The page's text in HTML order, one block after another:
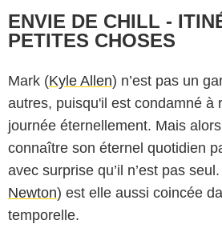
ENVIE DE CHILL -
PETITES CHOSES
Mark (Kyle Allen) n’est pas un
autres, puisqu'il est condamné à
journée éternellement. Mais
connaître son éternel quotidien
avec surprise qu’il n’est pas
Newton) est elle aussi coincée
temporelle.